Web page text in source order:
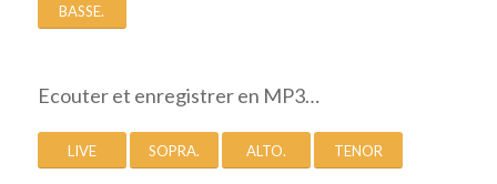
BASSE.
Ecouter et enregistrer en MP3…
LIVE SOPRA. ALTO. TENOR